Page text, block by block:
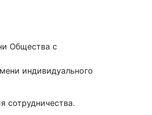
Общества с
индивидуального
сотрудничества.